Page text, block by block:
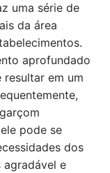
uma série de
da área
aprofundado
resultar em um
pode se
dos
agradável e